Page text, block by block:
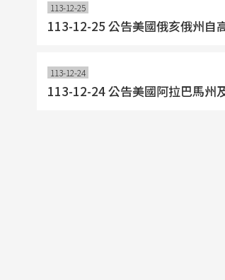
113-12-25
113-12-25 公告美國俄亥俄州自
113-12-24
113-12-24 公告美國阿拉巴馬州